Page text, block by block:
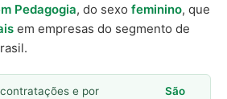
Pedagogia, do sexo feminino, que
em empresas do segmento de
e por
São